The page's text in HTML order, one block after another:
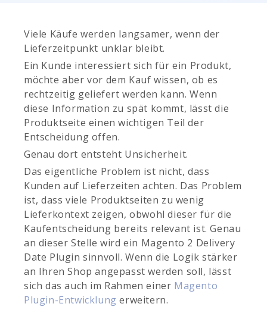
Viele Käufe werden langsamer, wenn der
Lieferzeitpunkt unklar bleibt.
Ein Kunde interessiert sich für ein Produkt,
möchte aber vor dem Kauf wissen, ob es
rechtzeitig geliefert werden kann. Wenn
diese Information zu spät kommt, lässt die
Produktseite einen wichtigen Teil der
Entscheidung offen.
Genau dort entsteht Unsicherheit.
Das eigentliche Problem ist nicht, dass
Kunden auf Lieferzeiten achten. Das Problem
ist, dass viele Produktseiten zu wenig
Lieferkontext zeigen, obwohl dieser für die
Kaufentscheidung bereits relevant ist. Genau
an dieser Stelle wird ein Magento 2 Delivery
Date Plugin sinnvoll. Wenn die Logik stärker
an Ihren Shop angepasst werden soll, lässt
sich das auch im Rahmen einer Magento
Plugin-Entwicklung erweitern.